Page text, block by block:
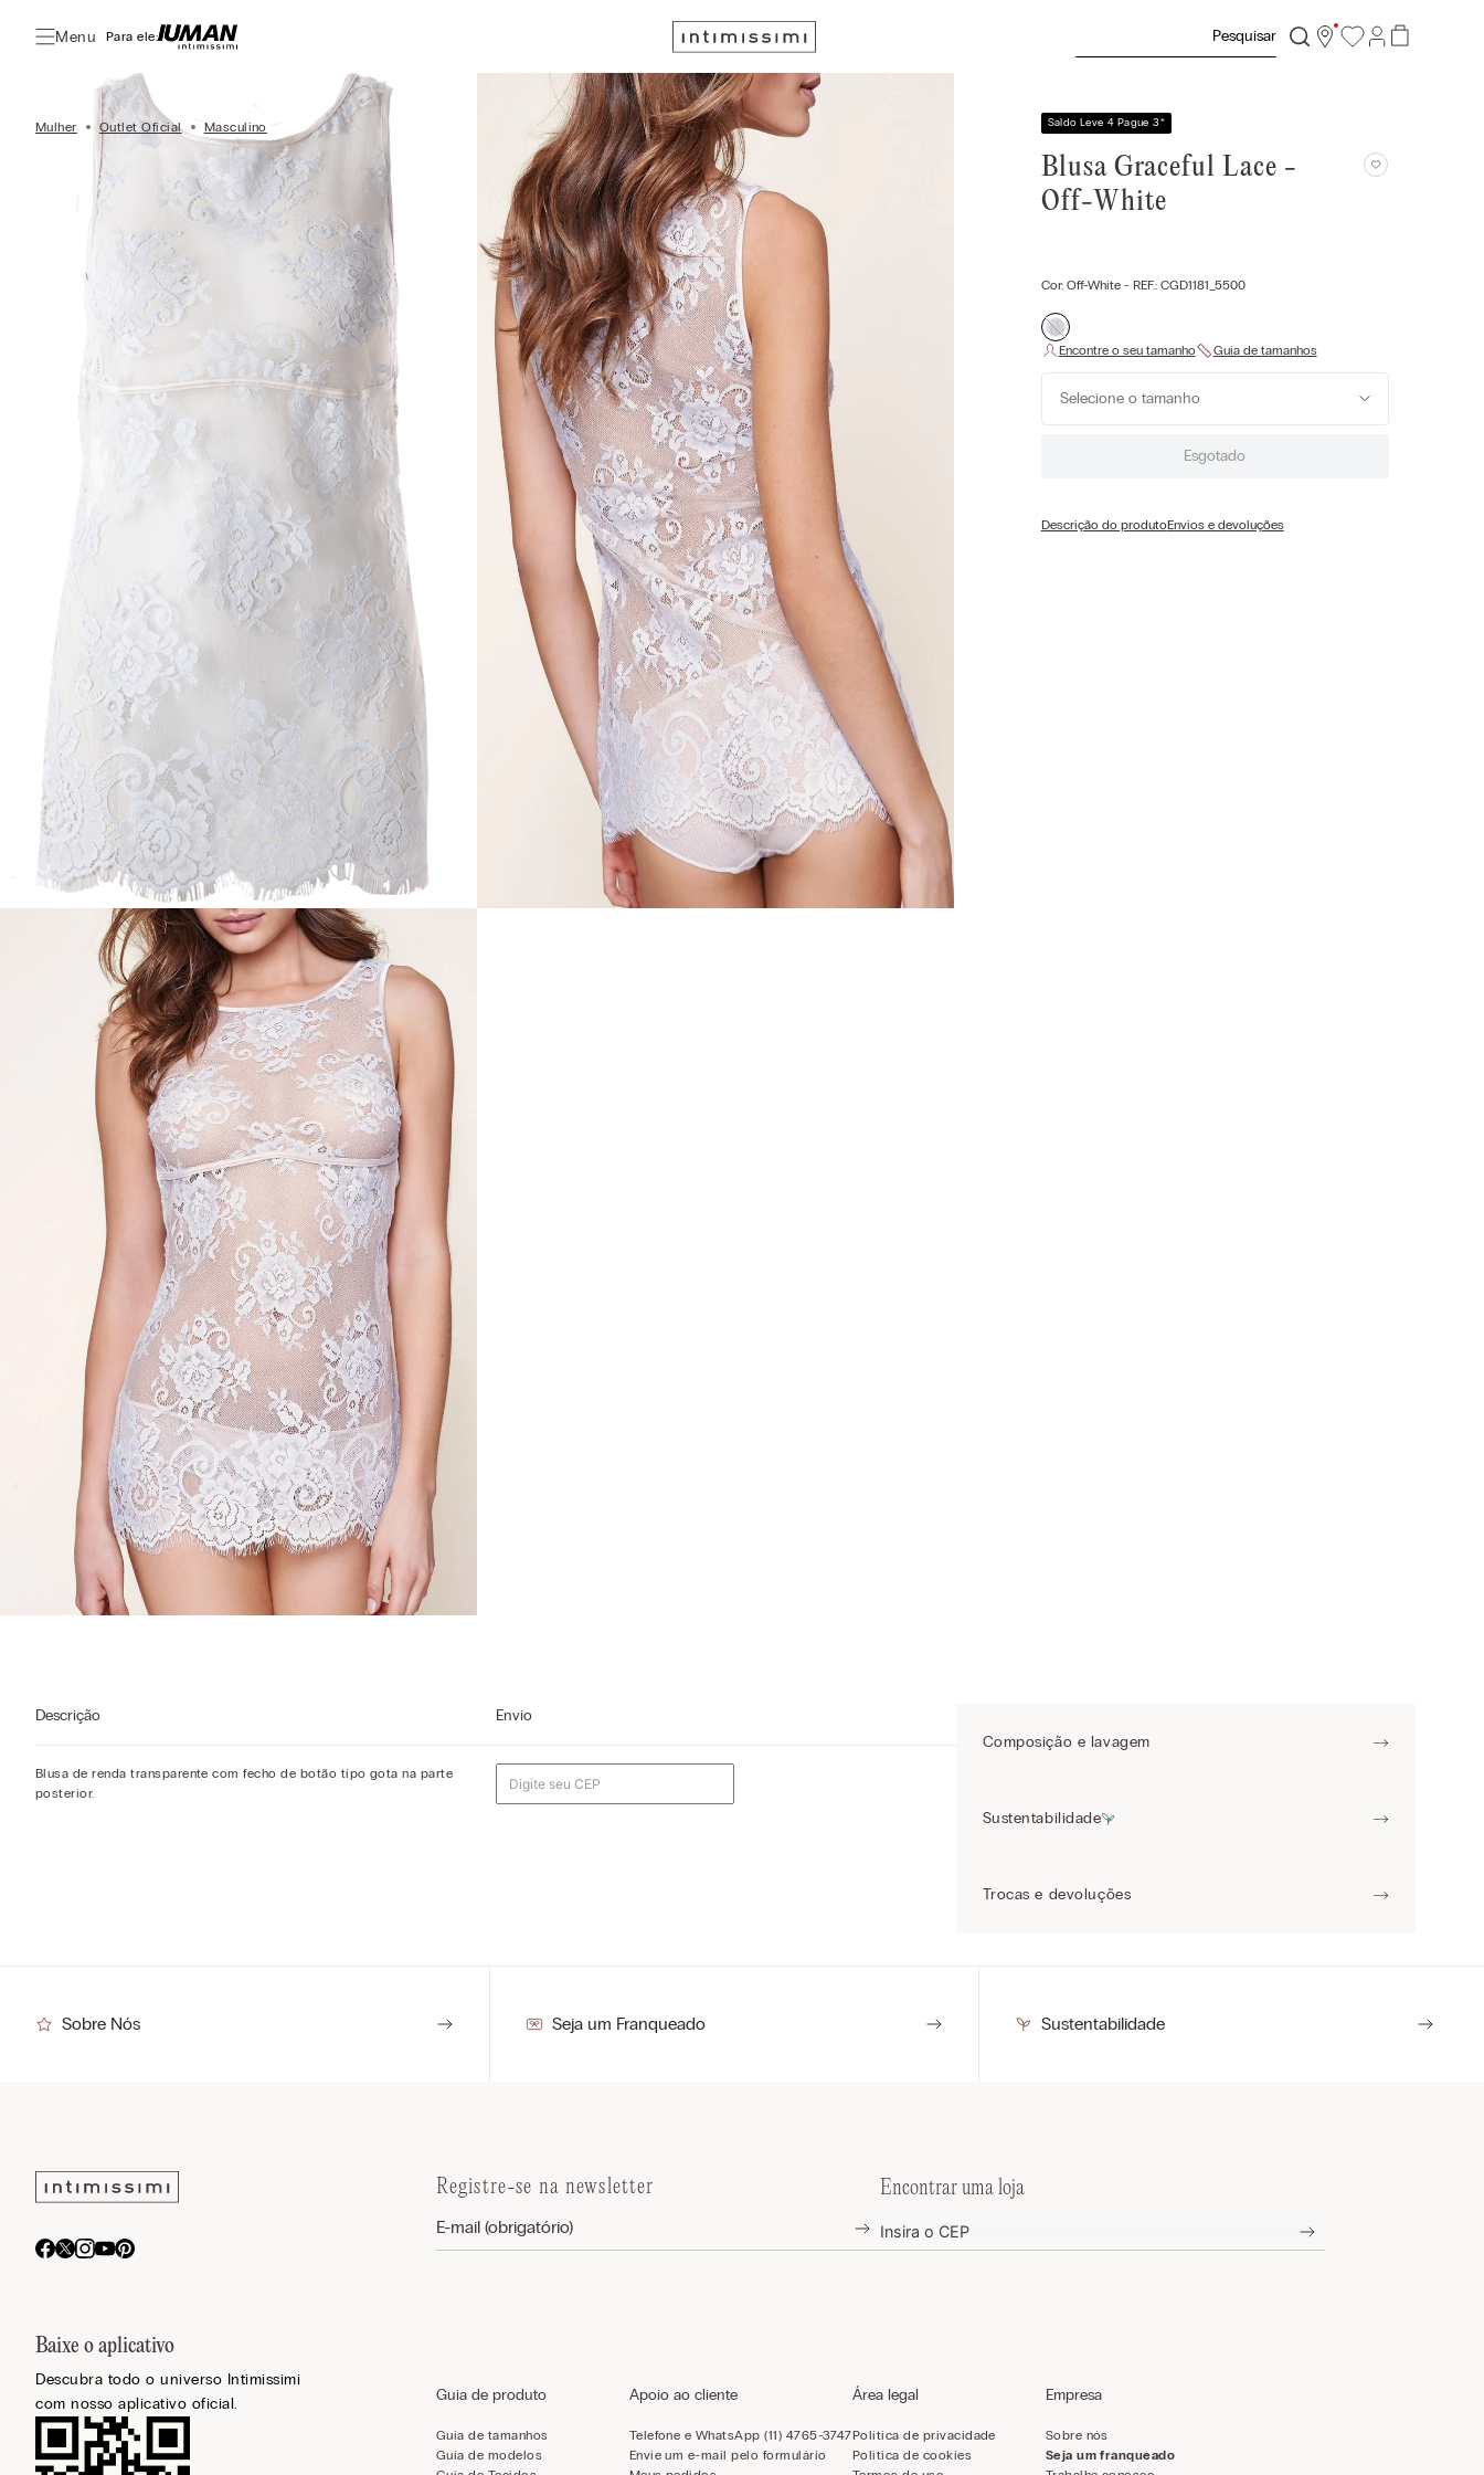
Menu Para ele:
Mulher Outlet Oficial Masculino Saldo Leve 4 Pague 3*
Blusa Graceful Lace -
Off-White
Cor: Off-White- REF.: CGD1181_5500
Selecione o tamanho
Esgotado
Descrição do produtoEnvios e devoluções
Descrição
Blusa de renda transparente com fecho de botão tipo gota na parte
posterior.
Envio
Composição e lavagem
Sustentabilidade
Trocas e devoluções
Sobre Nós Seja um Franqueado Sustentabilidade
Baixe o aplicativo
Descubra todo o universo Intimissimi
com nosso aplicativo oficial.
Registre-se na newsletter Encontrar uma loja
Guia de produto
Guia de tamanhos
Guia de modelos
Apoio ao cliente
Telefone e WhatsApp (11) 4765-3747
Envie um e-mail pelo formulário
Área legal
Política de privacidade
Política de cookies
Empresa
Sobre nós
Seja um franqueado